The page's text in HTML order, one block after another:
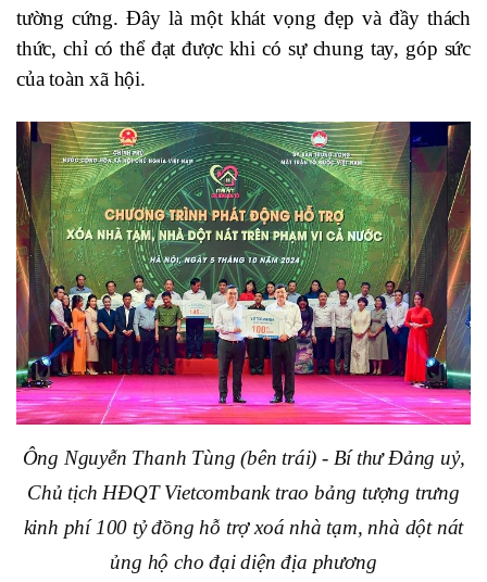
tường cứng. Đây là một khát vọng đẹp và đầy thách
thức, chỉ có thể đạt được khi có sự chung tay, góp sức
của toàn xã hội.
Ông Nguyễn Thanh Tùng (bên trái) - Bí thư Đảng uỷ,
Chủ tịch HĐQT Vietcombank trao bảng tượng trưng
kinh phí 100 tỷ đồng hỗ trợ xoá nhà tạm, nhà dột nát
ủng hộ cho đại diện địa phương